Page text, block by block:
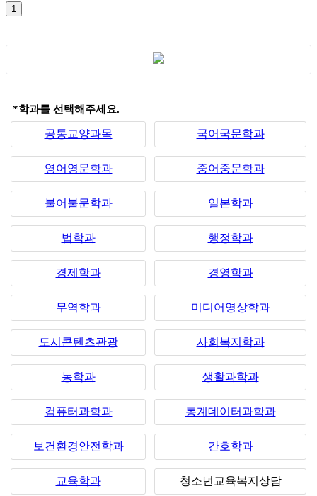
*학과를 선택해주세요.
공통교양과목 국어국문학과
영어영문학과 중어중문학과
불어불문학과 일본학과
법학과 행정학과
경제학과 경영학과
무역학과 미디어영상학과
도시콘텐츠관광 사회복지학과
농학과 생활과학과
컴퓨터과학과 통계데이터과학과
보건환경안전학과 간호학과
교육학과 청소년교육복지상담